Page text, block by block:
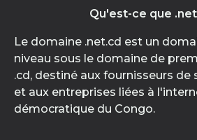
Qu'est-ce que
Le domaine .net.cd est un
niveau sous le domaine de
.cd, destiné aux fournisseurs de
et aux entreprises liées à
démocratique du Congo.